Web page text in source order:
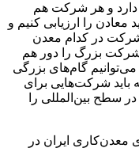
و هر شرکت هم
معادن را ارزیابی کنیم و
شرکت در کدام معدن
شرکت بزرگ را دور هم
گام‌‌‌های بزرگی
باید شرکت‌هایی برای
سطح بین‌المللی را
ایران در